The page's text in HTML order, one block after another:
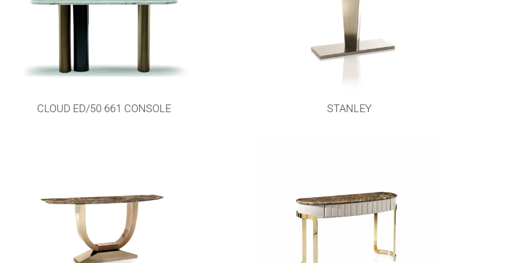
CLOUD ED/50 661 CONSOLE STANLEY